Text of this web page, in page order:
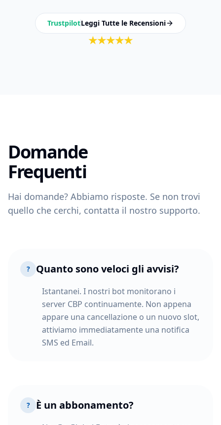
TrustpilotLeggi Tutte le Recensioni
★★★★★
Domande
Frequenti
Hai domande? Abbiamo risposte. Se non trovi
quello che cerchi, contatta il nostro supporto.
? Quanto sono veloci gli avvisi?
Istantanei. I nostri bot monitorano i
server CBP continuamente. Non appena
appare una cancellazione o un nuovo slot,
attiviamo immediatamente una notifica
SMS ed Email.
? È un abbonamento?